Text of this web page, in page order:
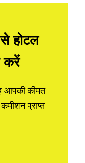
होटल
करें
आपकी कीमत
प्राप्त